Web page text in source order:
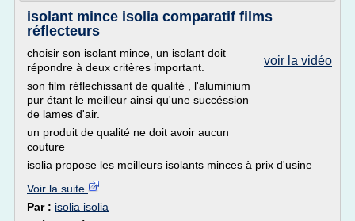
isolant mince isolia comparatif films
réflecteurs
voir la vidéo
choisir son isolant mince, un isolant doit
répondre à deux critères important.
son film réflechissant de qualité , l'aluminium
pur étant le meilleur ainsi qu'une succéssion
de lames d'air.
un produit de qualité ne doit avoir aucun
couture
isolia propose les meilleurs isolants minces à prix d'usine
Voir la suite
Par : isolia isolia